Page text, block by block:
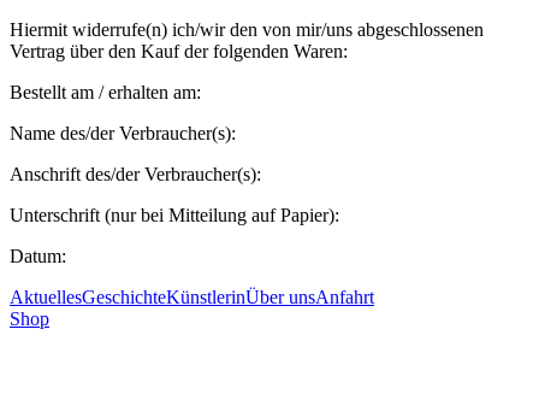
Hiermit widerrufe(n) ich/wir den von mir/uns abgeschlossenen
Vertrag über den Kauf der folgenden Waren:
Bestellt am / erhalten am:
Name des/der Verbraucher(s):
Anschrift des/der Verbraucher(s):
Unterschrift (nur bei Mitteilung auf Papier):
Datum:
AktuellesGeschichteKünstlerinÜber unsAnfahrt
Shop